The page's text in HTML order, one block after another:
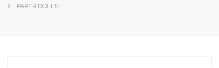
PAPER DOLLS